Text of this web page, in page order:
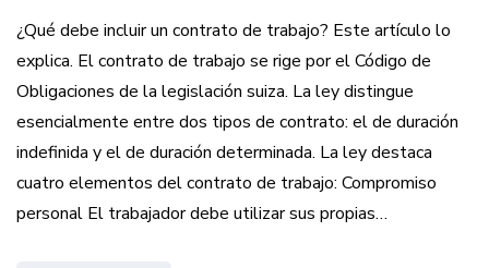
¿Qué debe incluir un contrato de trabajo? Este artículo lo
explica. El contrato de trabajo se rige por el Código de
Obligaciones de la legislación suiza. La ley distingue
esencialmente entre dos tipos de contrato: el de duración
indefinida y el de duración determinada. La ley destaca
cuatro elementos del contrato de trabajo: Compromiso
personal El trabajador debe utilizar sus propias…